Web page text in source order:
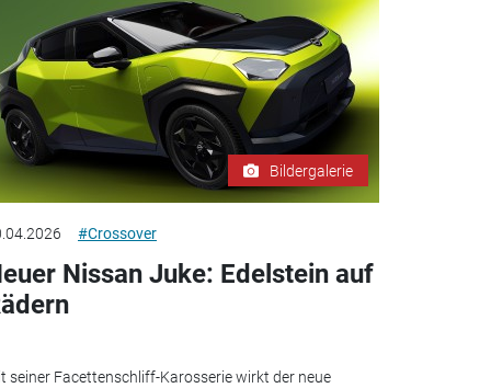
Bildergalerie
#Crossover
Nissan Juke: Edelstein auf
seiner Facettenschliff-Karosserie wirkt der neue